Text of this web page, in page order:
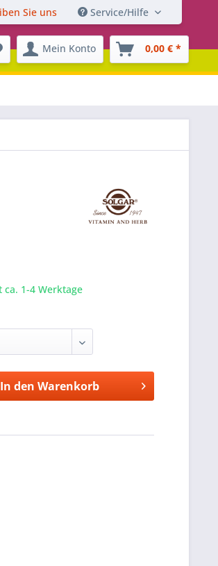
Sie uns Service/Hilfe
Mein Konto 0,00 € *
1-4 Werktage
In den Warenkorb